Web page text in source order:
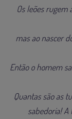
Os leões rugem
mas ao nascer
Então o homem
Quantas são as
sabedoria! A